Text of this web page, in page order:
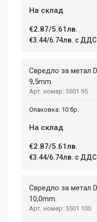
На склад
€2.87/5.61лв.
€3.44/6.74лв. с ДДС
Свредло за метал
9,5mm.
5501 95
10 бр.
На склад
€2.87/5.61лв.
€3.44/6.74лв. с ДДС
Свредло за метал
10,0mm.
5501 100